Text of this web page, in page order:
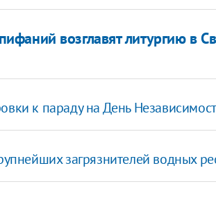
возглавят литургию в
к параду на День
загрязнителей водных